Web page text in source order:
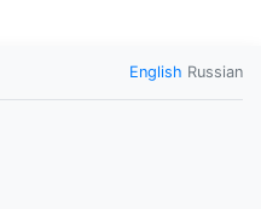
English Russian